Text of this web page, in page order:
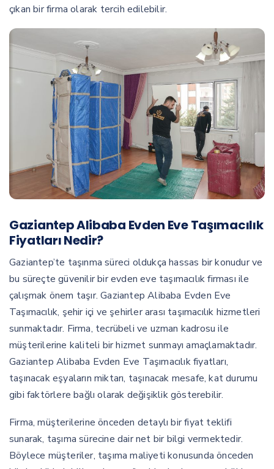
çıkan bir firma olarak tercih edilebilir.
Gaziantep Alibaba Evden Eve Taşımacılık
Fiyatları Nedir?
Gaziantep’te taşınma süreci oldukça hassas bir konudur ve
bu süreçte güvenilir bir evden eve taşımacılık firması ile
çalışmak önem taşır. Gaziantep Alibaba Evden Eve
Taşımacılık, şehir içi ve şehirler arası taşımacılık hizmetleri
sunmaktadır. Firma, tecrübeli ve uzman kadrosu ile
müşterilerine kaliteli bir hizmet sunmayı amaçlamaktadır.
Gaziantep Alibaba Evden Eve Taşımacılık fiyatları,
taşınacak eşyaların miktarı, taşınacak mesafe, kat durumu
gibi faktörlere bağlı olarak değişiklik gösterebilir.
Firma, müşterilerine önceden detaylı bir fiyat teklifi
sunarak, taşıma sürecine dair net bir bilgi vermektedir.
Böylece müşteriler, taşıma maliyeti konusunda önceden